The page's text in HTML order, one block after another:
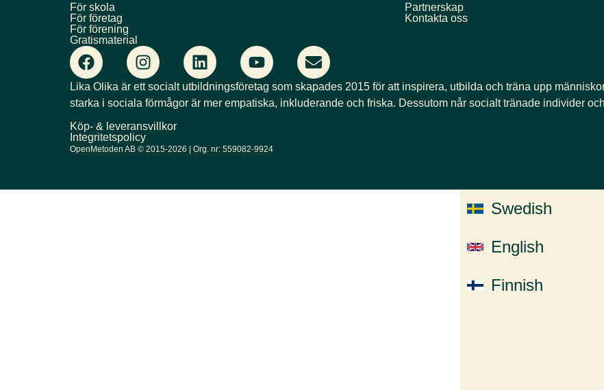
För skola
För företag
För förening
Gratismaterial
Partnerskap
Kontakta oss
Lika Olika är ett socialt utbildningsföretag som skapades 2015 för att inspirera, utbilda och träna upp
starka i sociala förmågor är mer empatiska, inkluderande och friska. Dessutom når socialt tränade individer
Köp- & leveransvillkor
Integritetspolicy
OpenMetoden AB © 2015-2026 | Org. nr: 559082-9924
Swedish
English
Finnish